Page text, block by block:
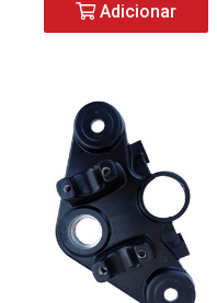
Adicionar